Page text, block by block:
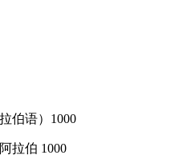
伯语）1000
拉伯 1000